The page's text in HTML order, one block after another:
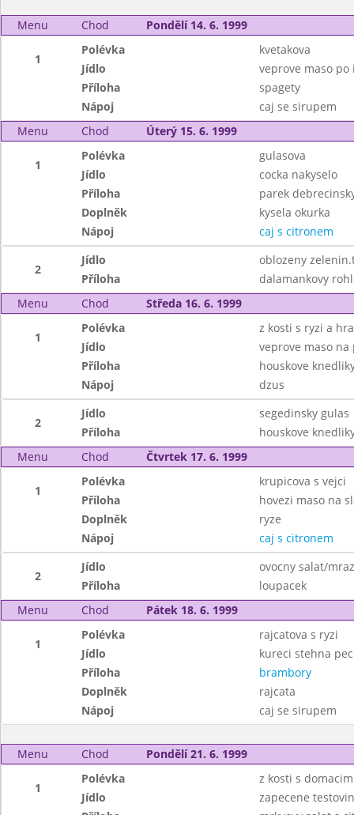
Menu Chod Pondělí 14. 6. 1999
1
Polévka
kvetakova
Jídlo
veprove maso po
Příloha
spagety
Nápoj
caj se sirupem
Menu
Chod Úterý 15. 6. 1999
1
Polévka
gulasova
Jídlo
cocka nakyselo
Příloha
parek
Doplněk
kysela okurka
Nápoj
caj s citronem
2
Jídlo
oblozeny
Příloha
dalamankovy
Menu
Chod Středa 16. 6. 1999
1
Polévka
z kosti s ryzi a
Jídlo
veprove maso na
Příloha
houskove
Nápoj
dzus
2
Jídlo
segedinsky gulas
Příloha
houskove
Menu
Chod Čtvrtek 17. 6. 1999
1
Polévka
krupicova s vejci
Příloha
hovezi maso na
Doplněk
ryze
Nápoj
caj s citronem
2
Jídlo
ovocny salat/
Příloha
loupacek
Menu
Chod Pátek 18. 6. 1999
1
Polévka
rajcatova s ryzi
Jídlo
kureci stehna
Příloha
brambory
Doplněk
rajcata
Nápoj
caj se sirupem
Menu Chod Pondělí 21. 6. 1999
1
Polévka
z kosti s
Jídlo
zapecene